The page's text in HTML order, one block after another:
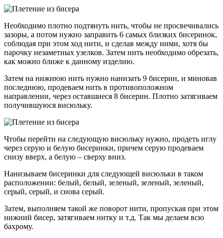
Необходимо плотно подтянуть нить, чтобы не просвечивались
зазоры, а потом нужно заправить 6 самых близких бисеринок,
соблюдая при этом ход нити, и сделав между ними, хотя бы
парочку незаметных узелков. Затем нить необходимо обрезать,
как можно ближе к данному изделию.
Затем на нижнюю нить нужно нанизать 9 бисерин, и миновав
последнюю, продеваем нить в противоположном
направлении, через оставшиеся 8 бисерин. Плотно затягиваем
получившуюся висюльку.
Чтобы перейти на следующую висюльку нужно, продеть иглу
через серую и белую бисеринки, причем серую продеваем
снизу вверх, а белую – сверху вниз.
Нанизываем бисеринки для следующей висюльки в таком
расположении: белый, белый, зеленый, зеленый, зеленый,
серый, серый, и снова серый.
Затем, выполняем такой же поворот нити, пропуская при этом
нижний бисер, затягиваем нитку и т.д. Так мы делаем всю
бахрому.